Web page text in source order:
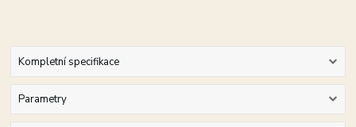
Kompletní specifikace
Parametry